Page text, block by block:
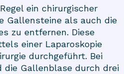
ein chirurgischer
Gallensteine als auch die
zu entfernen. Diese
einer Laparoskopie
durchgeführt. Bei
die Gallenblase durch drei